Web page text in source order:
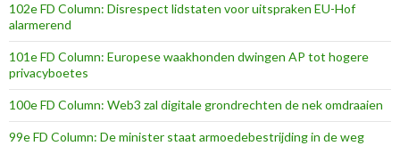
102e FD Column: Disrespect lidstaten voor uitspraken EU-Hof
alarmerend
101e FD Column: Europese waakhonden dwingen AP tot hogere
privacyboetes
100e FD Column: Web3 zal digitale grondrechten de nek omdraaien
99e FD Column: De minister staat armoedebestrijding in de weg